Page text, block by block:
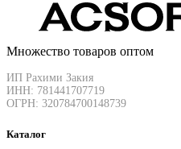
Множество товаров оптом
ИП Рахими Закия
ИНН: 781441707719
ОГРН: 320784700148739
Каталог